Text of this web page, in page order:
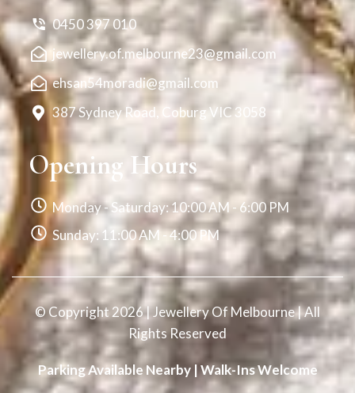
0450 397 010
jewellery.of.melbourne23@gmail.com
ehsan54moradi@gmail.com
387 Sydney Road, Coburg VIC 3058
Opening Hours
Monday - Saturday: 10:00 AM - 6:00 PM
Sunday: 11:00 AM - 4:00 PM
© Copyright 2026 | Jewellery Of Melbourne | All
Rights Reserved
Parking Available Nearby | Walk-Ins Welcome